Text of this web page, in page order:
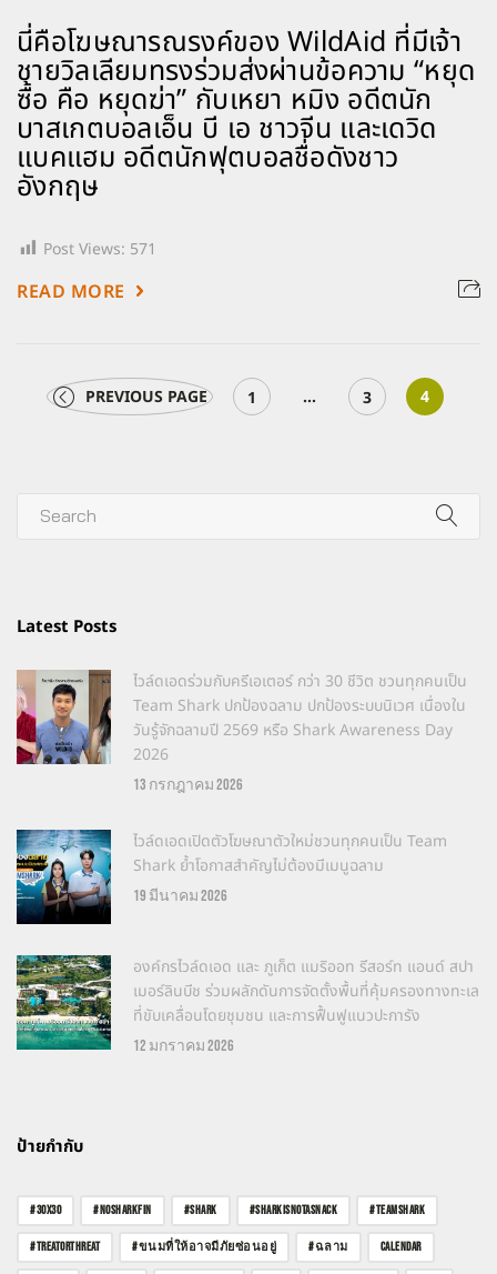
นี่คือโฆษณารณรงค์ของ WildAid ที่มีเจ้า
ชายวิลเลียมทรงร่วมส่งผ่านข้อความ “หยุด
ซื้อ คือ หยุดฆ่า” กับเหยา หมิง อดีตนัก
บาสเกตบอลเอ็น บี เอ ชาวจีน และเดวิด
แบคแฮม อดีตนักฟุตบอลชื่อดังชาว
อังกฤษ
Post Views: 571
READ MORE
PREVIOUS PAGE Page
1 … Page
3 Page
4
Latest Posts
ไวล์ดเอดร่วมกับครีเอเตอร์ กว่า 30 ชีวิต ชวนทุกคนเป็น
Team Shark ปกป้องฉลาม ปกป้องระบบนิเวศ เนื่องใน
วันรู้จักฉลามปี 2569 หรือ Shark Awareness Day
2026
13 กรกฎาคม 2026
ไวล์ดเอดเปิดตัวโฆษณาตัวใหม่ชวนทุกคนเป็น Team
Shark ย้ำโอกาสสำคัญไม่ต้องมีเมนูฉลาม
19 มีนาคม 2026
องค์กรไวล์ดเอด และ ภูเก็ต แมริออท รีสอร์ท แอนด์ สปา
เมอร์ลินบีช ร่วมผลักดันการจัดตั้งพื้นที่คุ้มครองทางทะเล
ที่ขับเคลื่อนโดยชุมชน และการฟื้นฟูแนวปะการัง
12 มกราคม 2026
ป้ายกำกับ
#30X30 #NOSHARKFIN #SHARK #SHARKISNOTASNACK #TEAMSHARK
#TREATORTHREAT #ขนมที่ให้อาจมีภัยซ่อนอยู่ #ฉลาม CALENDAR